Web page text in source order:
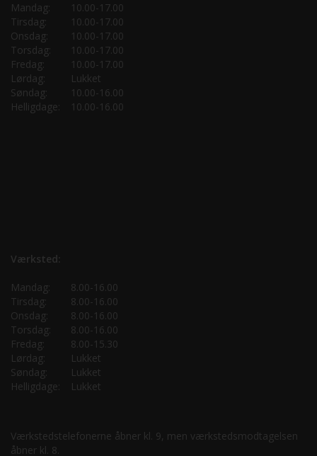
Mandag:
10.00-17.00
Tirsdag:
10.00-17.00
Onsdag:
10.00-17.00
Torsdag:
10.00-17.00
Fredag:
10.00-17.00
Lørdag:
Lukket
Søndag:
10.00-16.00
Helligdage:
10.00-16.00
Værksted:
Mandag:
8.00-16.00
Tirsdag:
8.00-16.00
Onsdag:
8.00-16.00
Torsdag:
8.00-16.00
Fredag:
8.00-15.30
Lørdag:
Lukket
Søndag:
Lukket
Helligdage:
Lukket
Værkstedstelefonerne åbner kl. 9, men værkstedsmodtagelsen
åbner kl. 8.